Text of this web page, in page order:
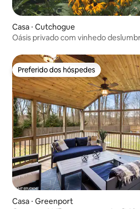
Casa ⋅ Cutchogue
Oásis privado com vinhedo
Preferido dos hóspedes
Preferido dos hóspedes
Casa ⋅ Greenport